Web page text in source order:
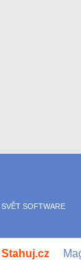
SVĚT SOFTWARE
Stahuj.cz